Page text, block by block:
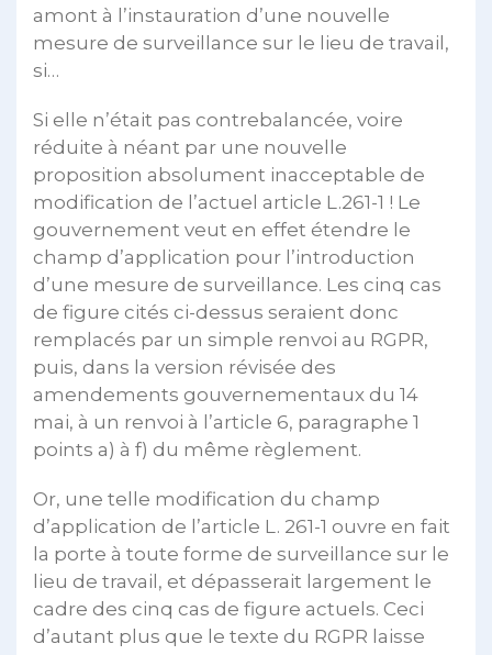
amont à l’instauration d’une nouvelle
mesure de surveillance sur le lieu de travail,
si…
Si elle n’était pas contrebalancée, voire
réduite à néant par une nouvelle
proposition absolument inacceptable de
modification de l’actuel article L.261-1 ! Le
gouvernement veut en effet étendre le
champ d’application pour l’introduction
d’une mesure de surveillance. Les cinq cas
de figure cités ci-dessus seraient donc
remplacés par un simple renvoi au RGPR,
puis, dans la version révisée des
amendements gouvernementaux du 14
mai, à un renvoi à l’article 6, paragraphe 1
points a) à f) du même règlement.
Or, une telle modification du champ
d’application de l’article L. 261-1 ouvre en fait
la porte à toute forme de surveillance sur le
lieu de travail, et dépasserait largement le
cadre des cinq cas de figure actuels. Ceci
d’autant plus que le texte du RGPR laisse